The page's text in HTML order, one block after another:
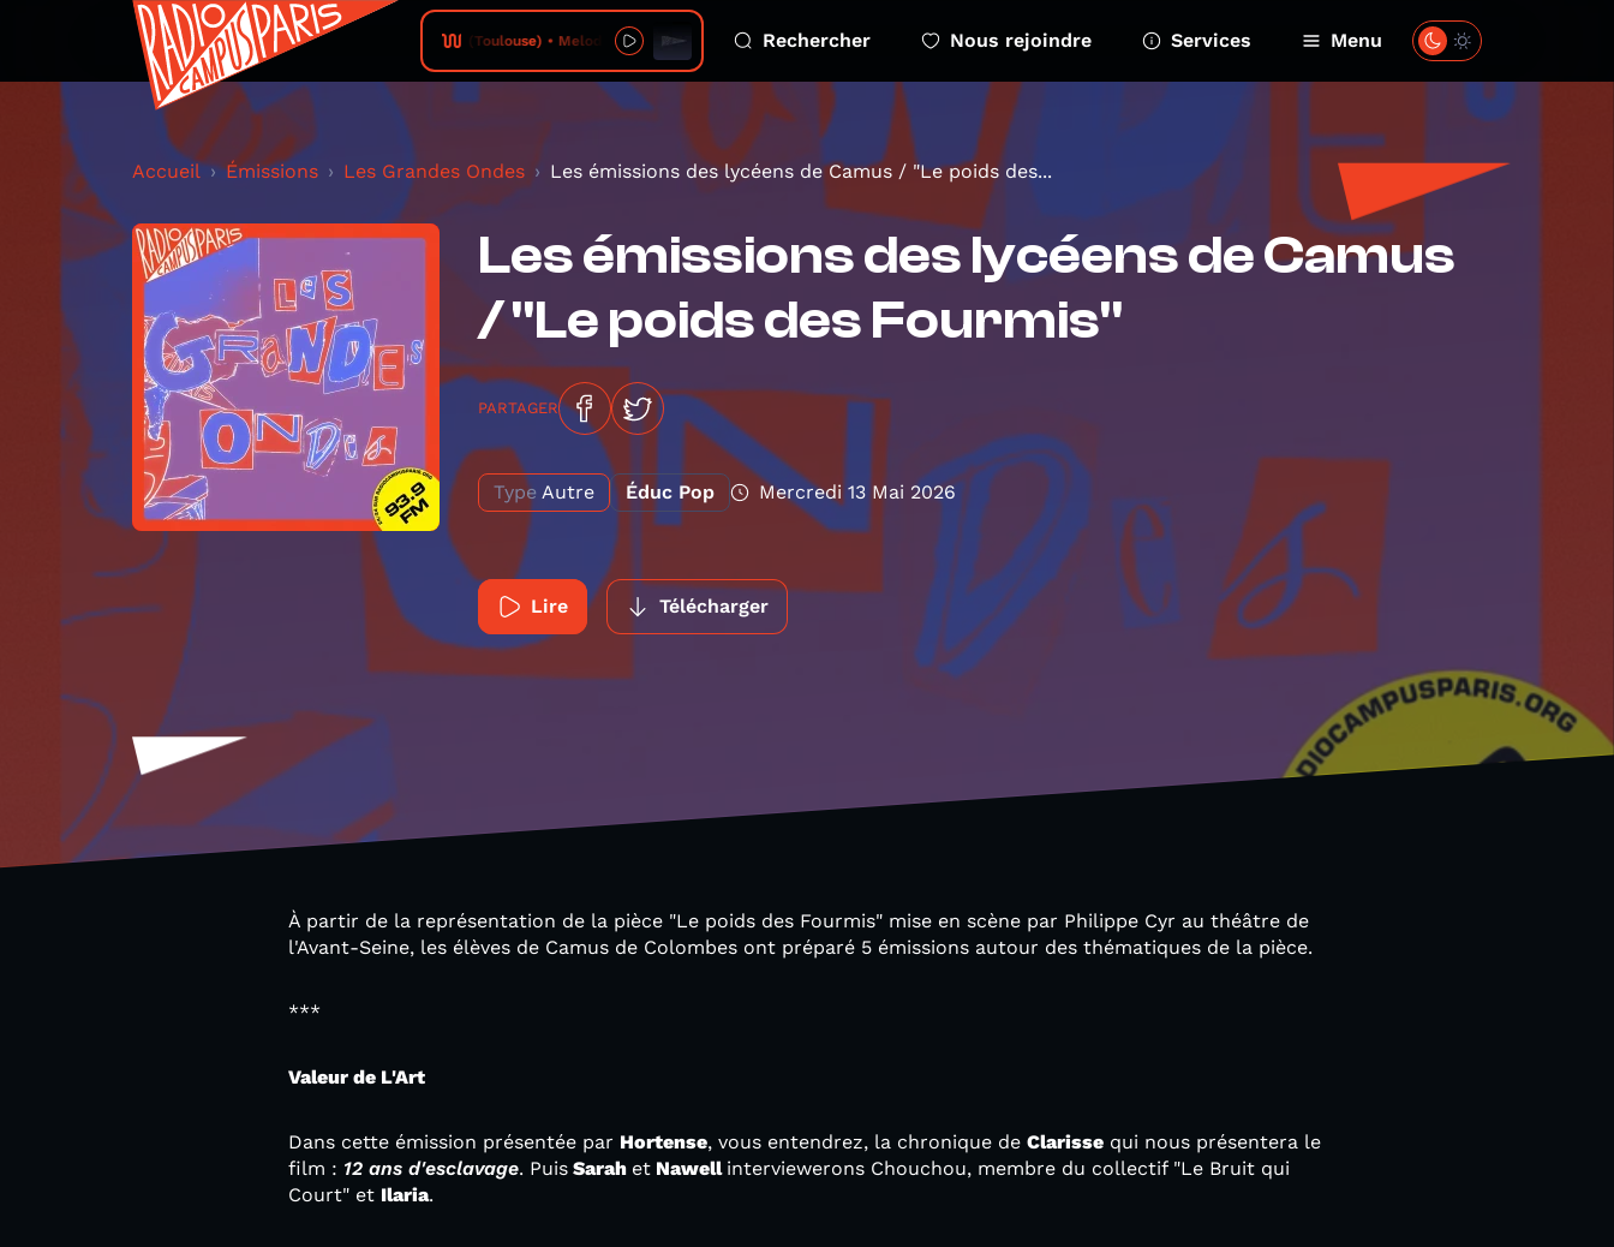
Campus FM (Toulouse) • Melodious Mosaic - 2026-08-07 - no 14Rechercher Nous rejoindre Services Menu
Accueil Émissions Les Grandes Ondes Les émissions des lycéens de Camus / "Le poids des...
Les émissions des lycéens de Camus
/ "Le poids des Fourmis"
PARTAGER
Type Autre Éduc Pop Mercredi 13 Mai 2026
Lire Télécharger
À partir de la représentation de la pièce "Le poids des Fourmis" mise en scène par Philippe Cyr au théâtre de
l'Avant-Seine, les élèves de Camus de Colombes ont préparé 5 émissions autour des thématiques de la pièce.
***
Valeur de L'Art
Dans cette émission présentée par Hortense, vous entendrez, la chronique de Clarisse qui nous présentera le
film : 12 ans d'esclavage. Puis Sarah et Nawell interviewerons Chouchou, membre du collectif "Le Bruit qui
Court" et Ilaria.